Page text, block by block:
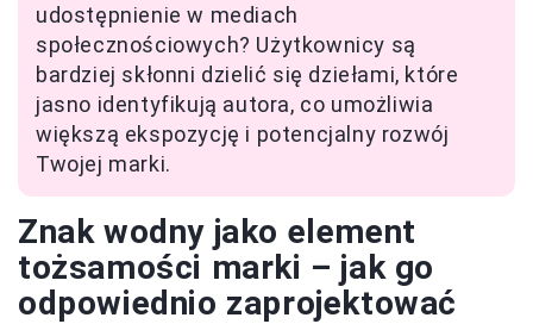
udostępnienie w mediach
społecznościowych? Użytkownicy są
bardziej skłonni dzielić się dziełami, które
jasno identyfikują autora, co umożliwia
większą ekspozycję i potencjalny rozwój
Twojej marki.
Znak wodny jako element
tożsamości marki – jak go
odpowiednio zaprojektować